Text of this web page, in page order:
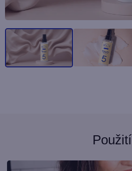
Použití